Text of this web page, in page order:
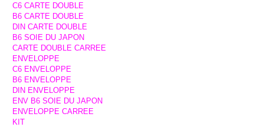
C6 CARTE DOUBLE
B6 CARTE DOUBLE
DIN CARTE DOUBLE
B6 SOIE DU JAPON
CARTE DOUBLE CARREE
ENVELOPPE
C6 ENVELOPPE
B6 ENVELOPPE
DIN ENVELOPPE
ENV B6 SOIE DU JAPON
ENVELOPPE CARREE
KIT